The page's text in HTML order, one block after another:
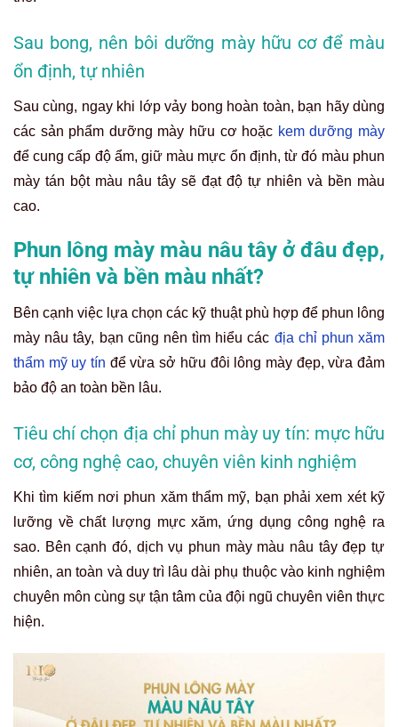
Sau bong, nên bôi dưỡng mày hữu cơ để màu
ổn định, tự nhiên
Sau cùng, ngay khi lớp vảy bong hoàn toàn, bạn hãy dùng
các sản phẩm dưỡng mày hữu cơ hoặc kem dưỡng mày
để cung cấp độ ẩm, giữ màu mực ổn định, từ đó màu phun
mày tán bột màu nâu tây sẽ đạt độ tự nhiên và bền màu
cao.
Phun lông mày màu nâu tây ở đâu đẹp,
tự nhiên và bền màu nhất?
Bên cạnh việc lựa chọn các kỹ thuật phù hợp để phun lông
mày nâu tây, bạn cũng nên tìm hiểu các địa chỉ phun xăm
thẩm mỹ uy tín để vừa sở hữu đôi lông mày đẹp, vừa đảm
bảo độ an toàn bền lâu.
Tiêu chí chọn địa chỉ phun mày uy tín: mực hữu
cơ, công nghệ cao, chuyên viên kinh nghiệm
Khi tìm kiếm nơi phun xăm thẩm mỹ, bạn phải xem xét kỹ
lưỡng về chất lượng mực xăm, ứng dụng công nghệ ra
sao. Bên cạnh đó, dịch vụ phun mày màu nâu tây đẹp tự
nhiên, an toàn và duy trì lâu dài phụ thuộc vào kinh nghiệm
chuyên môn cùng sự tận tâm của đội ngũ chuyên viên thực
hiện.